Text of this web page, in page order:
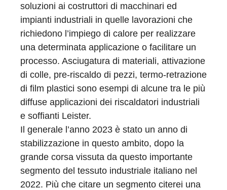
soluzioni ai costruttori di macchinari ed
impianti industriali in quelle lavorazioni che
richiedono l’impiego di calore per realizzare
una determinata applicazione o facilitare un
processo. Asciugatura di materiali, attivazione
di colle, pre-riscaldo di pezzi, termo-retrazione
di film plastici sono esempi di alcune tra le più
diffuse applicazioni dei riscaldatori industriali
e soffianti Leister.
Il generale l’anno 2023 è stato un anno di
stabilizzazione in questo ambito, dopo la
grande corsa vissuta da questo importante
segmento del tessuto industriale italiano nel
2022. Più che citare un segmento citerei una